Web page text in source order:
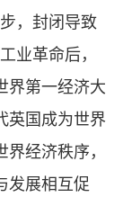
，封闭导致
业革命后，
界第一经济大
英国成为世界
经济秩序，
发展相互促